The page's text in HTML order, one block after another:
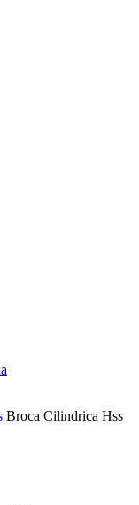
Broca Cilindrica Hss